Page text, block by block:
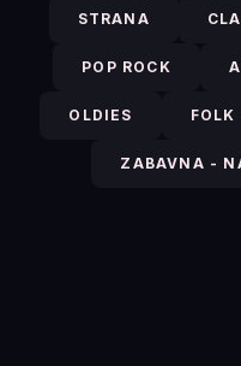
STRANA
POP ROCK
OLDIES FOLK
ZABAVNA -